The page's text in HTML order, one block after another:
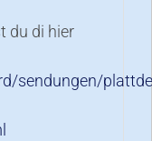
du di hier
sendungen/